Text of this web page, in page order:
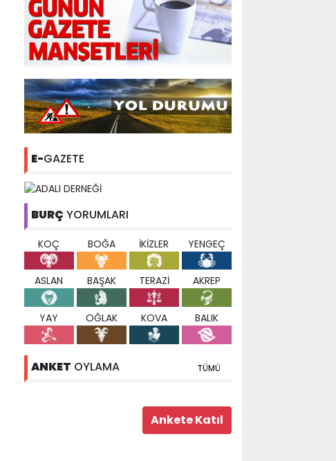
E-GAZETE
BURÇ YORUMLARI
KOÇ BOĞA İKİZLER YENGEÇ
ASLAN BAŞAK TERAZİ AKREP
YAY OĞLAK KOVA BALIK
ANKET OYLAMA TÜMÜ